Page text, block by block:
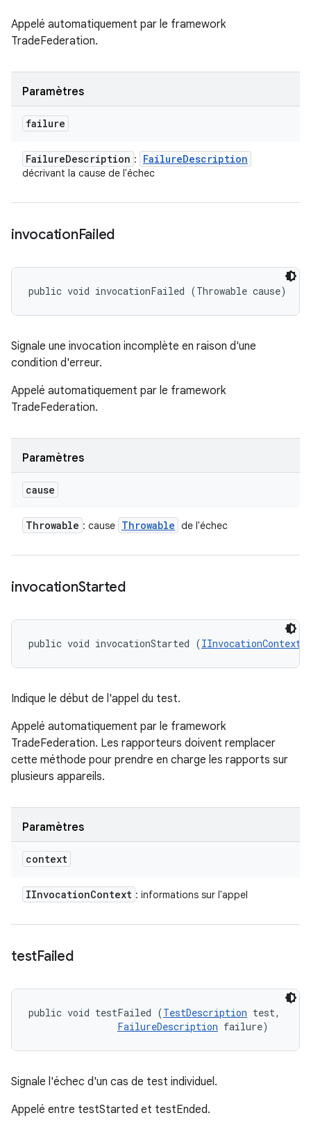
Appelé automatiquement par le framework
TradeFederation.
Paramètres
failure
FailureDescription : FailureDescription
décrivant la cause de l'échec
invocationFailed
public void invocationFailed (Throwable cause)
Signale une invocation incomplète en raison d'une
condition d'erreur.
Appelé automatiquement par le framework
TradeFederation.
Paramètres
cause
Throwable : cause Throwable de l'échec
invocationStarted
public void invocationStarted (IInvocationContext
Indique le début de l'appel du test.
Appelé automatiquement par le framework
TradeFederation. Les rapporteurs doivent remplacer
cette méthode pour prendre en charge les rapports sur
plusieurs appareils.
Paramètres
context
IInvocationContext : informations sur l'appel
testFailed
public void testFailed (TestDescription test,
FailureDescription failure)
Signale l'échec d'un cas de test individuel.
Appelé entre testStarted et testEnded.